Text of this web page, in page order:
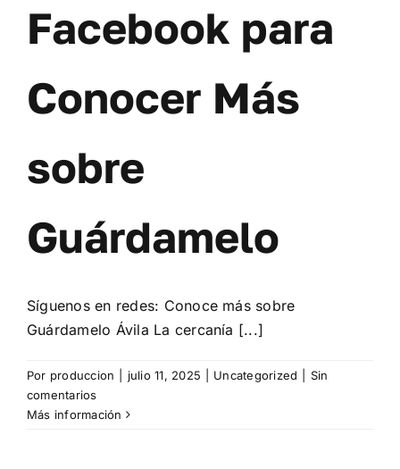
Facebook para
Conocer Más
sobre
Guárdamelo
Síguenos en redes: Conoce más sobre
Guárdamelo Ávila La cercanía [...]
Por produccion julio 11, 2025 Uncategorized
Sin
comentarios
Más información